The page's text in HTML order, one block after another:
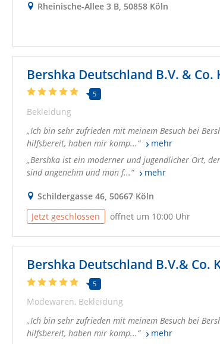
Rheinische-Allee 3 B, 50858 Köln
Bershka Deutschland B.V. & Co.
5
Bekleidung
Ich bin sehr zufrieden mit meinem Besuch bei
hilfsbereit, haben mir komp...
mehr
Bershka ist ein moderner und jugendlicher Ort,
sind angenehm und man f...
mehr
Schildergasse 46, 50667 Köln
Jetzt geschlossen
öffnet um 10:00 Uhr
Bershka Deutschland B.V.& Co.
5
Modewaren Bekleidung
Ich bin sehr zufrieden mit meinem Besuch bei
hilfsbereit, haben mir komp...
mehr